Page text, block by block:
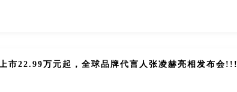
市22.99万元起，全球品牌代言人张凌赫亮相发布会!!!